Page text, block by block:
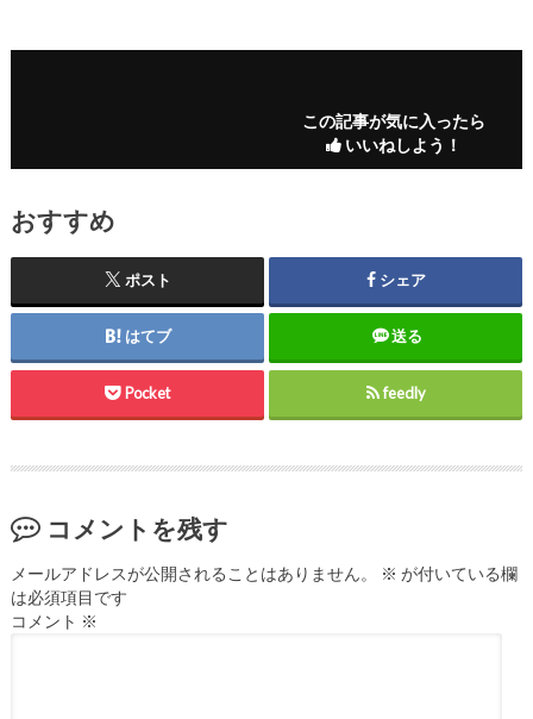
この記事が気に入ったら
いいねしよう！
おすすめ
ポスト シェア
はてブ 送る
Pocket feedly
コメントを残す
メールアドレスが公開されることはありません。 ※ が付いている欄
は必須項目です
コメント ※